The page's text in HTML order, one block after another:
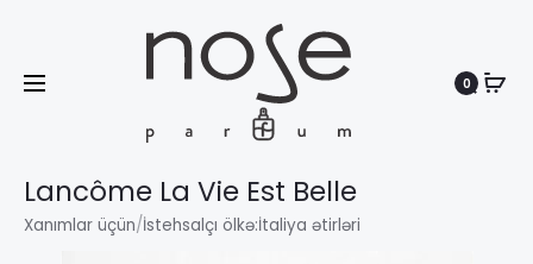
Search
0
Lancôme La Vie Est Belle
Xanımlar üçün/İstehsalçı ölkə:İtaliya ətirləri